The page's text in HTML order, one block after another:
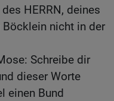
HERRN, deines
nicht in der
Schreibe dir
dieser Worte
einen Bund